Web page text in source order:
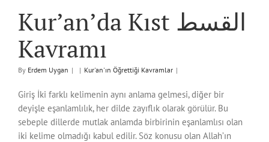
Kur’an’da Kıst القسط
Kavramı
By Erdem Uygan | | Kur'an'ın Öğrettiği Kavramlar |
Giriş İki farklı kelimenin aynı anlama gelmesi, diğer bir
deyişle eşanlamlılık, her dilde zayıflık olarak görülür. Bu
sebeple dillerde mutlak anlamda birbirinin eşanlamlısı olan
iki kelime olmadığı kabul edilir. Söz konusu olan Allah’ın